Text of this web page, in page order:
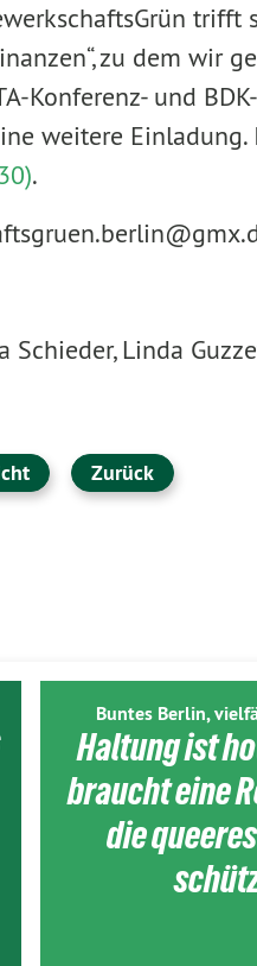
zu dem wir
Konferenz- und
weitere
.
Schieder, Linda
Zurück
Buntes Berlin,
Haltung ist
braucht eine
die